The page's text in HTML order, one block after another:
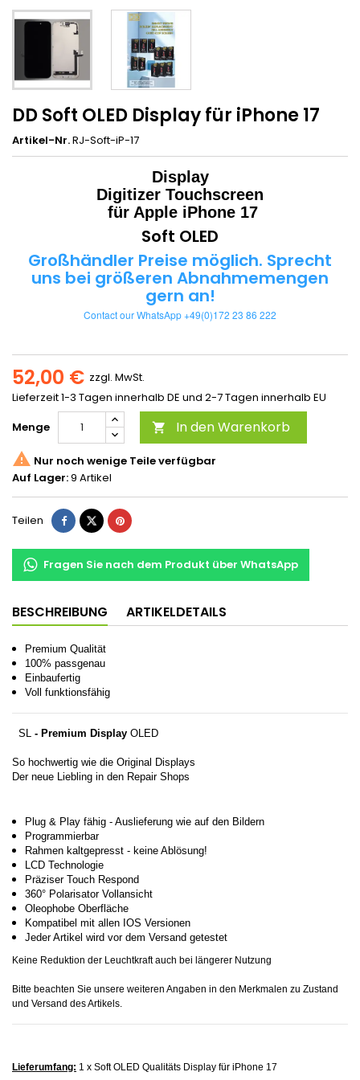
DD Soft OLED Display für iPhone 17
Artikel-Nr.RJ-Soft-iP-17
Display
Digitizer Touchscreen
für Apple iPhone 17
Soft OLED
Großhändler Preise möglich. Sprecht
uns bei größeren Abnahmemengen
gern an!
Contact our WhatsApp +49(0)172 23 86 222
52,00 € zzgl. MwSt.
Lieferzeit 1-3 Tagen innerhalb DE und 2-7 Tagen innerhalb EU
Menge
 In den Warenkorb
 Nur noch wenige Teile verfügbar
Auf Lager:9 Artikel
Teilen
Fragen Sie nach dem Produkt über WhatsApp
BESCHREIBUNG ARTIKELDETAILS
Premium Qualität
100% passgenau
Einbaufertig
Voll funktionsfähig
SL - Premium Display OLED
So hochwertig wie die Original Displays
Der neue Liebling in den Repair Shops
Plug & Play fähig - Auslieferung wie auf den Bildern
Programmierbar
Rahmen kaltgepresst - keine Ablösung!
LCD Technologie
Präziser Touch Respond
360° Polarisator Vollansicht
Oleophobe Oberfläche
Kompatibel mit allen IOS Versionen
Jeder Artikel wird vor dem Versand getestet
Keine Reduktion der Leuchtkraft auch bei längerer Nutzung
Bitte beachten Sie unsere weiteren Angaben in den Merkmalen zu Zustand
und Versand des Artikels.
Lieferumfang: 1 x Soft OLED Qualitäts Display für iPhone 17